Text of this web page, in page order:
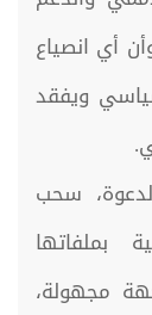
أي انصياع
ويفقد
سحب
بملفاتها
مجهولة،